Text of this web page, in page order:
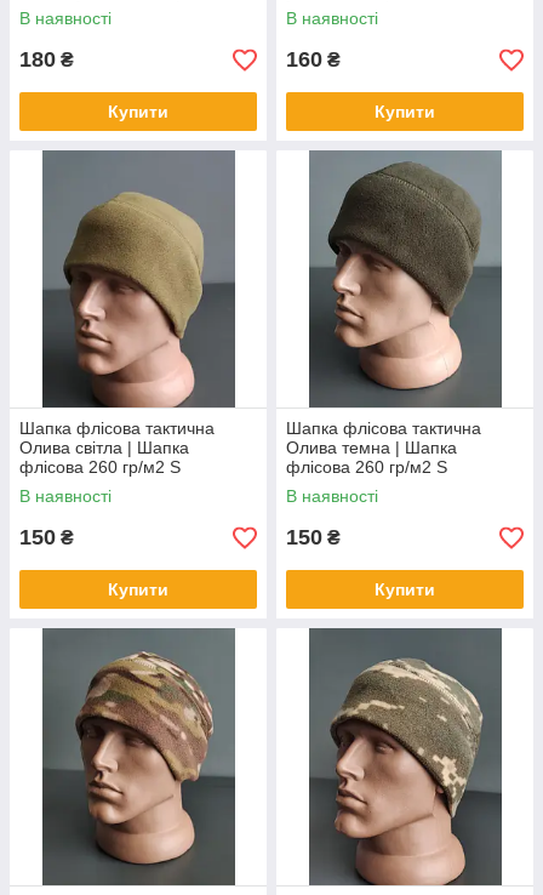
В наявності
180 ₴
Купити
В наявності
160 ₴
Купити
Шапка флісова тактична
Олива світла | Шапка
флісова 260 гр/м2 S
В наявності
150 ₴
Купити
Шапка флісова тактична
Олива темна | Шапка
флісова 260 гр/м2 S
В наявності
150 ₴
Купити